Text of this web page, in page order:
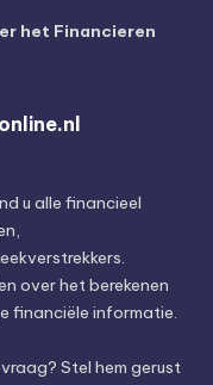
het Financieren
u alle financieel
over het berekenen
financiële informatie.
Stel hem gerust